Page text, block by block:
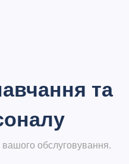
та
обслуговування.